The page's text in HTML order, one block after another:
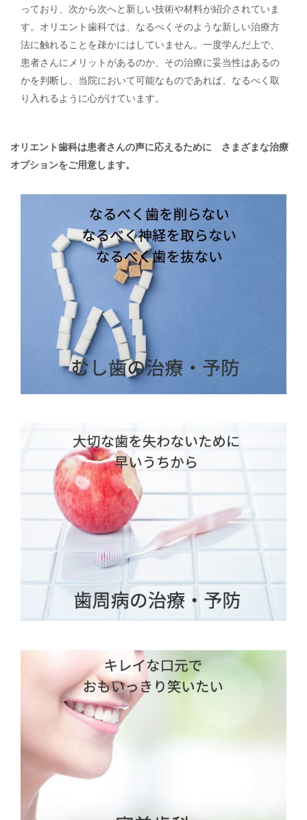
っており、次から次へと新しい技術や材料が紹介されていま
す。オリエント歯科では、なるべくそのような新しい治療方
法に触れることを疎かにはしていません。一度学んだ上で、
患者さんにメリットがあるのか、その治療に妥当性はあるの
かを判断し、当院において可能なものであれば、なるべく取
り入れるように心がけています。
オリエント歯科は患者さんの声に応えるために さまざまな治療
オプションをご用意します。